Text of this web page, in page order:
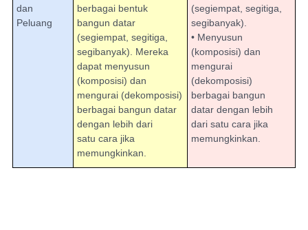
dan
Peluang
berbagai bentuk
bangun datar
(segiempat, segitiga,
segibanyak). Mereka
dapat menyusun
(komposisi) dan
mengurai (dekomposisi)
berbagai bangun datar
dengan lebih dari
satu cara jika
memungkinkan.
(segiempat, segitiga,
segibanyak).
• Menyusun
(komposisi) dan
mengurai
(dekomposisi)
berbagai bangun
datar dengan lebih
dari satu cara jika
memungkinkan.